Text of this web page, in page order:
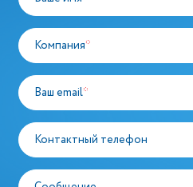
Компания*
Ваш email*
Контактный телефон